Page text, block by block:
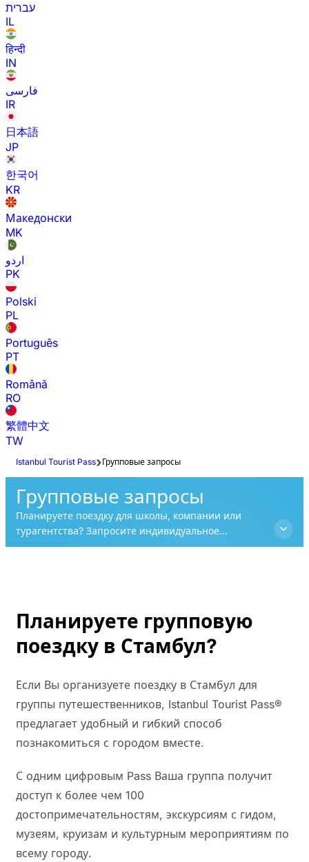
עברית
IL
हिन्दी
IN
فارسی
IR
日本語
JP
한국어
KR
Македонски
MK
اردو
PK
Polski
PL
Português
PT
Română
RO
繁體中文
TW
Istanbul Tourist Pass Групповые запросы
Групповые запросы
Планируете поездку для школы, компании или
турагентства? Запросите индивидуальное
предложение со специальными групповыми
Планируете групповую
поездку в Стамбул?
Если Вы организуете поездку в Стамбул для
группы путешественников, Istanbul Tourist Pass®
предлагает удобный и гибкий способ
познакомиться с городом вместе.
С одним цифровым Pass Ваша группа получит
доступ к более чем 100
достопримечательностям, экскурсиям с гидом,
музеям, круизам и культурным мероприятиям по
всему городу.